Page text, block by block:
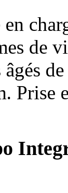
de
Prise